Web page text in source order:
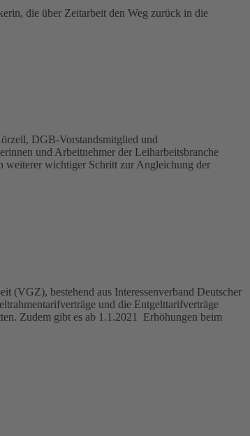
die über Zeitarbeit den Weg zurück in die
DGB-Vorstandsmitglied und
und Arbeitnehmer der Leiharbeitsbranche
weiterer wichtiger Schritt zur Angleichung der
(VGZ), bestehend aus Interessenverband Deutscher
und die Entgelttarifverträge
Zudem gibt es ab 1.1.2021 Erhöhungen beim